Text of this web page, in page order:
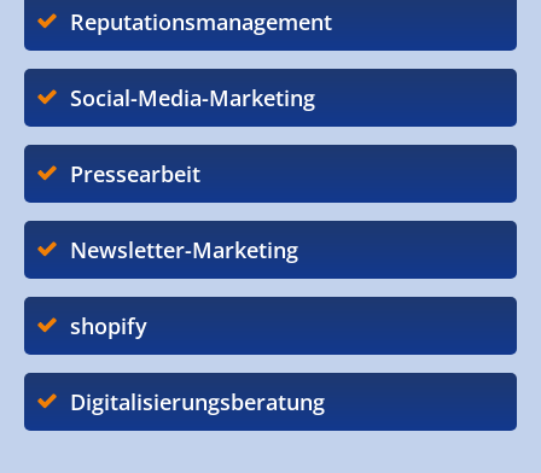
Reputationsmanagement
Social-Media-Marketing
Pressearbeit
Newsletter-Marketing
shopify
Digitalisierungsberatung